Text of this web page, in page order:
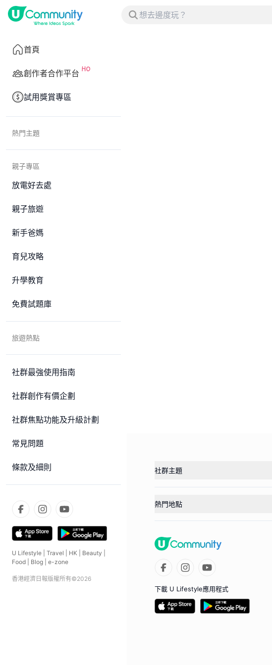
首頁
創作者合作平台
試用獎賞專區
熱門主題
親子專區
放電好去處
親子旅遊
新手爸媽
育兒攻略
升學教育
免費試題庫
旅遊熱點
社群最強使用指南
社群創作有價企劃
社群焦點功能及升級計劃
常見問題
條款及細則
U Lifestyle Travel HK Beauty
Food
Blog e-zone
香港經濟日報版權所有©2026
社群主題
熱門地點
下載 U Lifestyle應用程式